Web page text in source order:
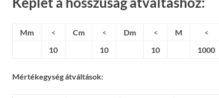
Mm < Cm < Dm < M
<
10
10 10 1000
Mértékegység átváltások: